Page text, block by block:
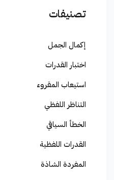
تصنيفات
إكمال الجمل
اختبار القدرات
استيعاب المقروء
التناظر اللفظي
الخطأ السياقي
القدرات اللفظية
المفردة الشاذة